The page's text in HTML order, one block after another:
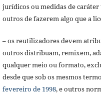
jurídicos ou medidas de
outros de fazerem algo que a
– os reutilizadores devem
outros distribuam, remixem,
qualquer meio ou formato,
desde que sob os mesmos
fevereiro de 1998, e outros